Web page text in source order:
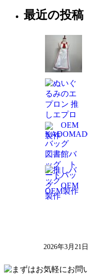
最近の投稿
2026年3月21日